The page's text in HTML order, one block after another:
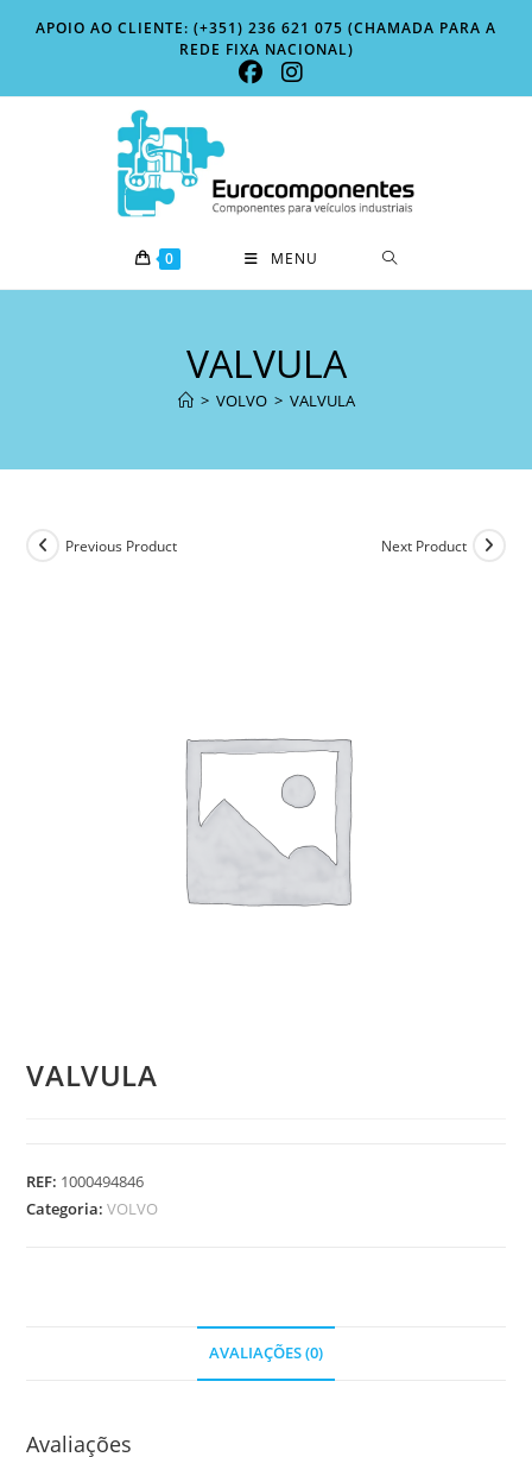
APOIO AO CLIENTE: (+351) 236 621 075 (CHAMADA PARA A
REDE FIXA NACIONAL)
0 MENU
VALVULA
> VOLVO > VALVULA
Previous Product Next Product
VALVULA
REF: 1000494846
Categoria:VOLVO
AVALIAÇÕES (0)
Avaliações